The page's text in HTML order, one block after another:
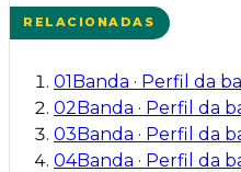
RELACIONADAS
01Banda · Perfil da
02Banda · Perfil da
03Banda · Perfil da
04Banda · Perfil da